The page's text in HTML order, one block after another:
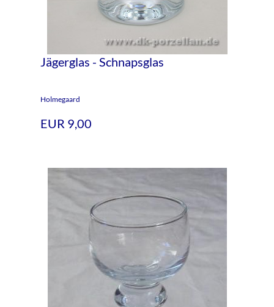
Jägerglas - Schnapsglas
Holmegaard
EUR 9,00